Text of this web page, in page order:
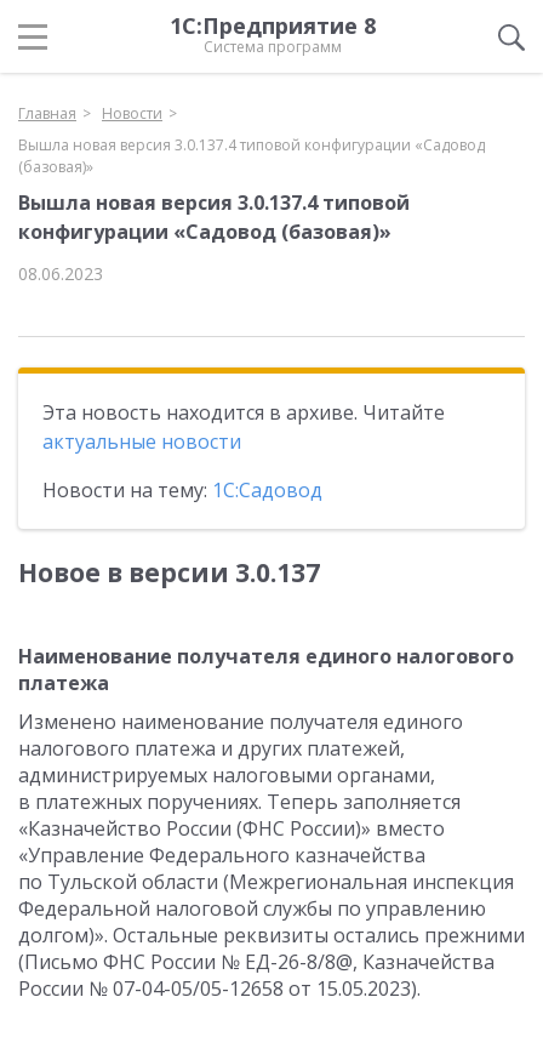
1С:Предприятие 8
Система программ
Главная
Новости
Вышла новая версия 3.0.137.4 типовой конфигурации «Садовод
(базовая)»
Вышла новая версия 3.0.137.4 типовой
конфигурации «Садовод (базовая)»
08.06.2023
Эта новость находится в архиве. Читайте
актуальные новости
Новости на тему: 1С:Садовод
Новое в версии 3.0.137
Наименование получателя единого налогового
платежа
Изменено наименование получателя единого
налогового платежа и других платежей,
администрируемых налоговыми органами,
в платежных поручениях. Теперь заполняется
«Казначейство России (ФНС России)» вместо
«Управление Федерального казначейства
по Тульской области (Межрегиональная инспекция
Федеральной налоговой службы по управлению
долгом)». Остальные реквизиты остались прежними
(Письмо ФНС России № ЕД-26-8/8@, Казначейства
России № 07-04-05/05-12658 от 15.05.2023).